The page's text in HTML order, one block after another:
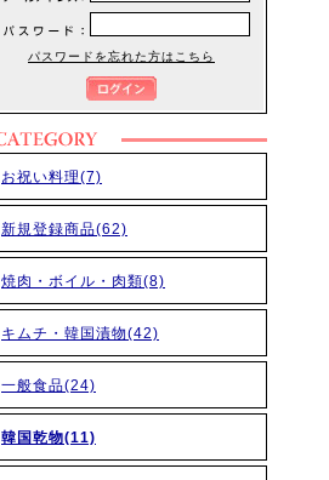
パスワードを忘れた方はこちら
お祝い料理(7)
新規登録商品(62)
焼肉・ボイル・肉類(8)
キムチ・韓国漬物(42)
一般食品(24)
韓国乾物(11)